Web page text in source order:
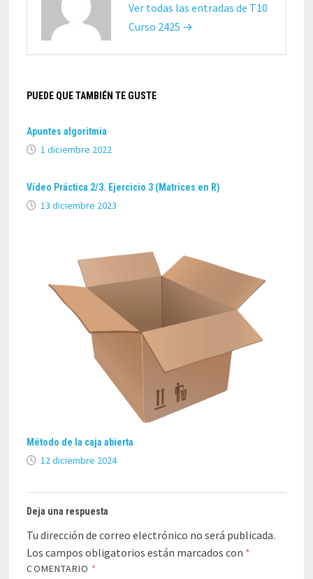
Ver todas las entradas de T10
Curso 2425 →
PUEDE QUE TAMBIÉN TE GUSTE
Apuntes algoritmia
1 diciembre 2022
Vídeo Práctica 2/3. Ejercicio 3 (Matrices en R)
13 diciembre 2023
Método de la caja abierta
12 diciembre 2024
Deja una respuesta
Tu dirección de correo electrónico no será publicada.
Los campos obligatorios están marcados con *
COMENTARIO *